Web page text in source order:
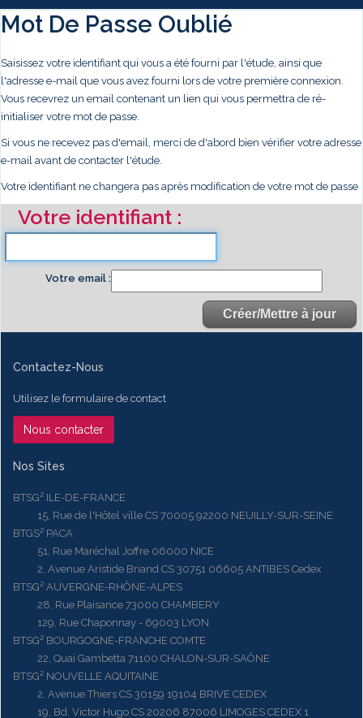
Mot De Passe Oublié
Saisissez votre identifiant qui vous a été fourni par l'étude, ainsi que
l'adresse e-mail que vous avez fourni lors de votre première connexion.
Vous recevrez un email contenant un lien qui vous permettra de ré-
initialiser votre mot de passe.
Si vous ne recevez pas d'email, merci de d'abord bien vérifier votre adresse
e-mail avant de contacter l'étude.
Votre identifiant ne changera pas après modification de votre mot de passe
Votre identifiant
Votre email
Contactez-Nous
Utilisez le formulaire de contact
Nous contacter
Nos Sites
BTSG² ILE-DE-FRANCE
15, Rue de l'Hôtel ville CS 70005 92200 NEUILLY-SUR-SEINE
BTGS² PACA
51, Rue Maréchal Joffre 06000 NICE
2, Avenue Aristide Briand CS 30751 06605 ANTIBES Cedex
BTSG² AUVERGNE-RHÔNE-ALPES
28, Rue Plaisance 73000 CHAMBERY
129, Rue Chaponnay - 69003 LYON
BTSG² BOURGOGNE-FRANCHE COMTE
22, Quai Gambetta 71100 CHALON-SUR-SAÔNE
BTSG² NOUVELLE AQUITAINE
2, Avenue Thiers CS 30159 19104 BRIVE CEDEX
19, Bd. Victor Hugo CS 20206 87006 LIMOGES CEDEX 1